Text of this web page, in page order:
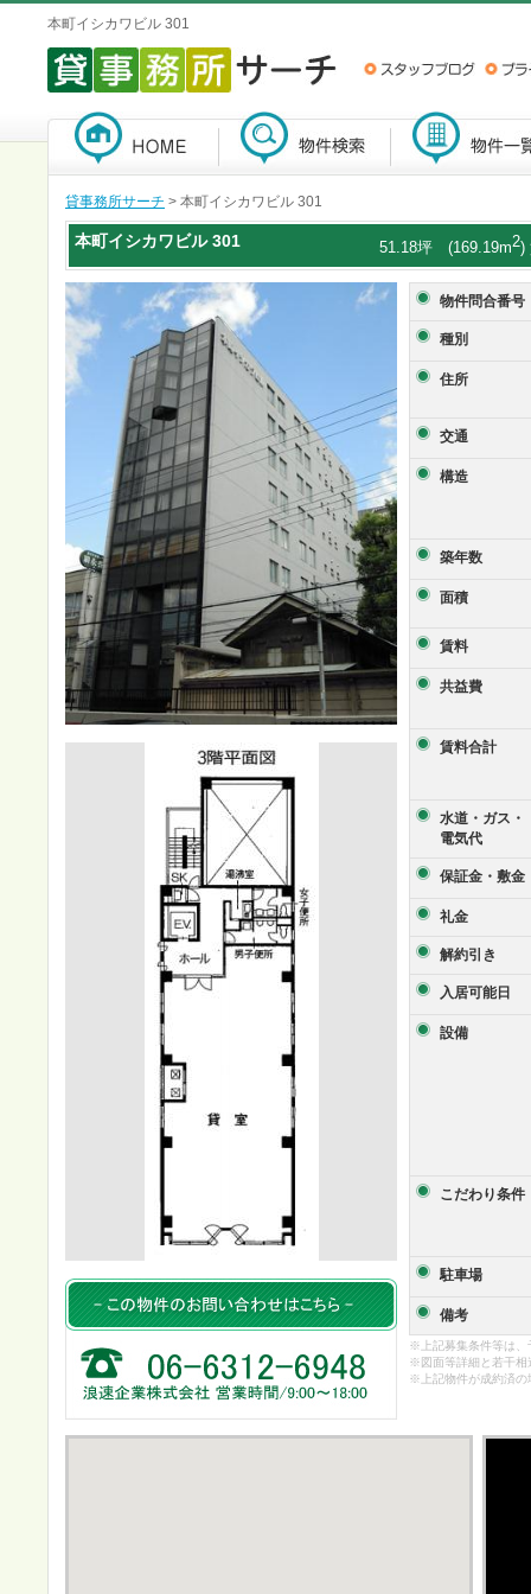
本町イシカワビル 301
貸事務所サーチ > 本町イシカワビル 301
本町イシカワビル301 51.18坪 (169.19m2)
物件問合番号
種別
住所
交通
構造
築年数
面積
賃料
共益費
賃料合計
水道・ガス・
電気代
保証金・敷金
礼金
解約引き
入居可能日
設備
こだわり条件
駐車場
備考
※上記募集条件等は、
※図面等詳細と若干相
※上記物件が成約済の